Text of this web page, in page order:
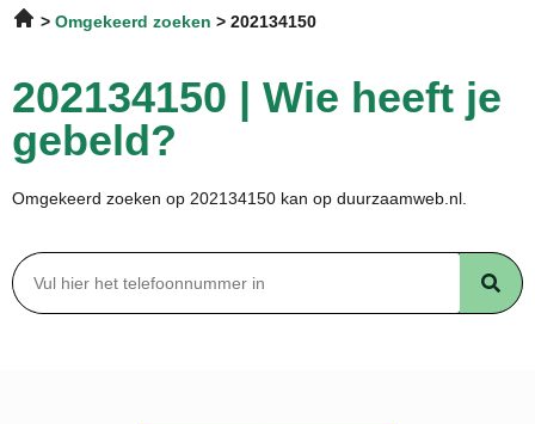
Omgekeerd zoeken 202134150
202134150 | Wie heeft je
gebeld?
Omgekeerd zoeken op 202134150 kan op duurzaamweb.nl.